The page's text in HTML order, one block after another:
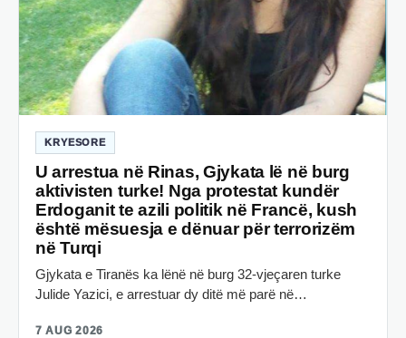
KRYESORE
U arrestua në Rinas, Gjykata lë në burg
aktivisten turke! Nga protestat kundër
Erdoganit te azili politik në Francë, kush
është mësuesja e dënuar për terrorizëm
në Turqi
Gjykata e Tiranës ka lënë në burg 32-vjeçaren turke
Julide Yazici, e arrestuar dy ditë më parë në…
7 AUG 2026